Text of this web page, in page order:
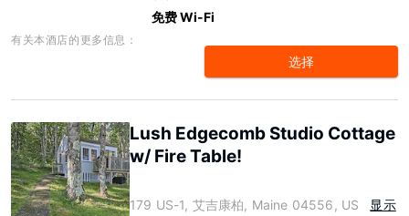
免费 Wi-Fi
有关本酒店的更多信息：
选择
Lush Edgecomb Studio Cottage
w/ Fire Table!
179 US-1, 艾吉康柏, Maine 04556, US
显示